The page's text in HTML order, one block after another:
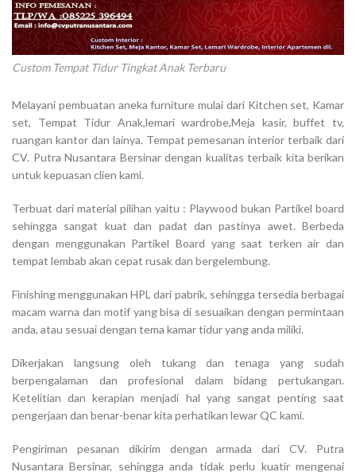
Custom Tempat Tidur Tingkat Anak Terbaru
Melayani pembuatan aneka furniture mulai dari Kitchen set, Kamar
set, Tempat Tidur Anak,lemari wardrobe,Meja kasir, buffet tv,
ruangan kantor dan lainya. Tempat pemesanan interior terbaik dari
CV. Putra Nusantara Bersinar dengan kualitas terbaik kita berikan
untuk kepuasan clien kami.
Terbuat dari material pilihan yaitu : Playwood bukan Partikel board
sehingga sangat kuat dan padat dan pastinya awet. Berbeda
dengan menggunakan Partikel Board yang saat terken air dan
tempat lembab akan cepat rusak dan bergelembung.
Finishing menggunakan HPL dari pabrik, sehingga tersedia berbagai
macam warna dan motif yang bisa di sesuaikan dengan permintaan
anda, atau sesuai dengan tema kamar tidur yang anda miliki.
Dikerjakan langsung oleh tukang dan tenaga yang sudah
berpengalaman dan profesional dalam bidang pertukangan.
Ketelitian dan kerapian menjadi hal yang sangat penting saat
pengerjaan dan benar-benar kita perhatikan lewar QC kami.
Pengiriman pesanan dikirim dengan armada dari CV. Putra
Nusantara Bersinar, sehingga anda tidak perlu kuatir mengenai